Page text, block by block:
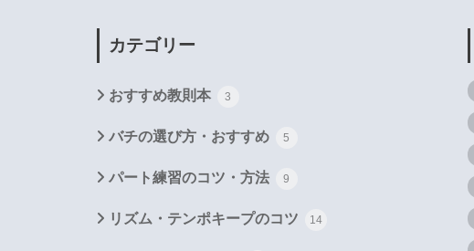
カテゴリー
おすすめ教則本 3
バチの選び方・おすすめ 5
パート練習のコツ・方法 9
リズム・テンポキープのコツ 14